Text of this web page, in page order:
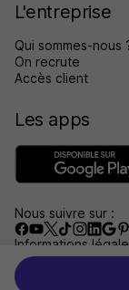
L'entreprise
Qui sommes-nous
On recrute
Accès client
Les apps
Nous suivre sur :
Informations
Gérer les traceurs
Aide et contact